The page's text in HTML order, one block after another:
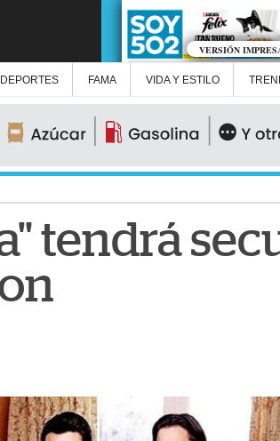
VERSIÓN
DEPORTES FAMA VIDA Y ESTILO
tendrá